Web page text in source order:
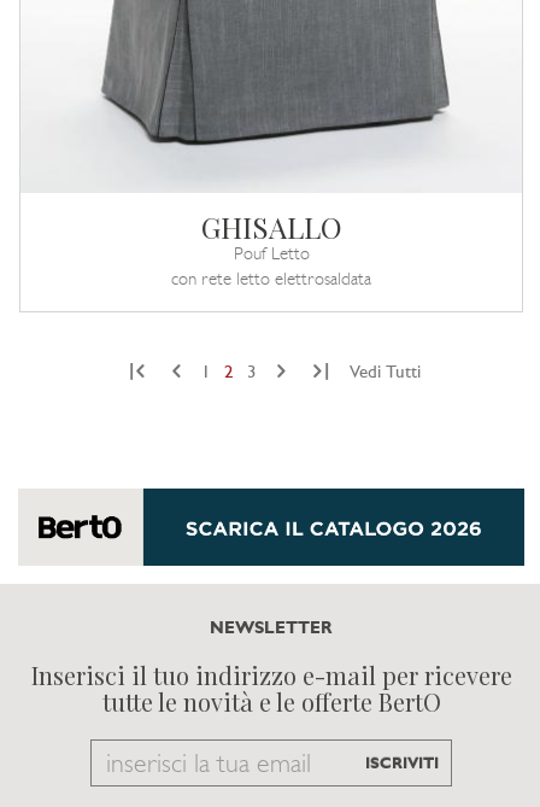
GHISALLO
Pouf Letto
con rete letto elettrosaldata
2 3 Vedi Tutti
NEWSLETTER
Inserisci il tuo indirizzo e-mail per ricevere
tutte le novità e le offerte BertO
Email ISCRIVITI